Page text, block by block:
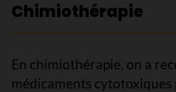
Chimiothérapie
En chimiothérapie, on a
médicaments